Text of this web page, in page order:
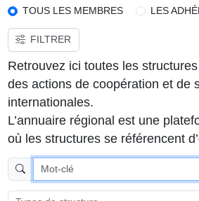
TOUS LES MEMBRES LES
FILTRER
Retrouvez ici toutes les
des actions de coopération et de
internationales.
L’annuaire régional est une
où les structures se référencent